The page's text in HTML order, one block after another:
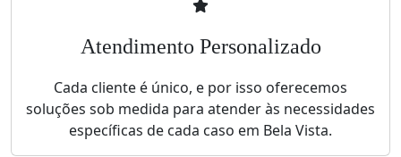
Atendimento Personalizado
Cada cliente é único, e por isso oferecemos
soluções sob medida para atender às necessidades
específicas de cada caso em Bela Vista.